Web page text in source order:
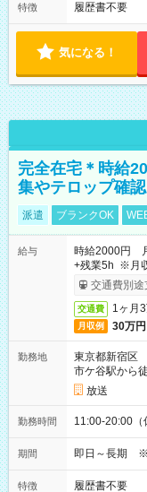
特徴 履歴書不要
気になる！
完全在宅＊時給
集やテロップ確認
派遣 ブランクOK
給与
時給2000円
+残業5h ※月
取りサービス
交通費別途
交通費 1ヶ月
月収例 30万円
勤務地
東京都新宿区
市ケ谷駅から
放送
勤務時間 11:00-20:00（
期間 即日～長期 ※
特徴 履歴書不要